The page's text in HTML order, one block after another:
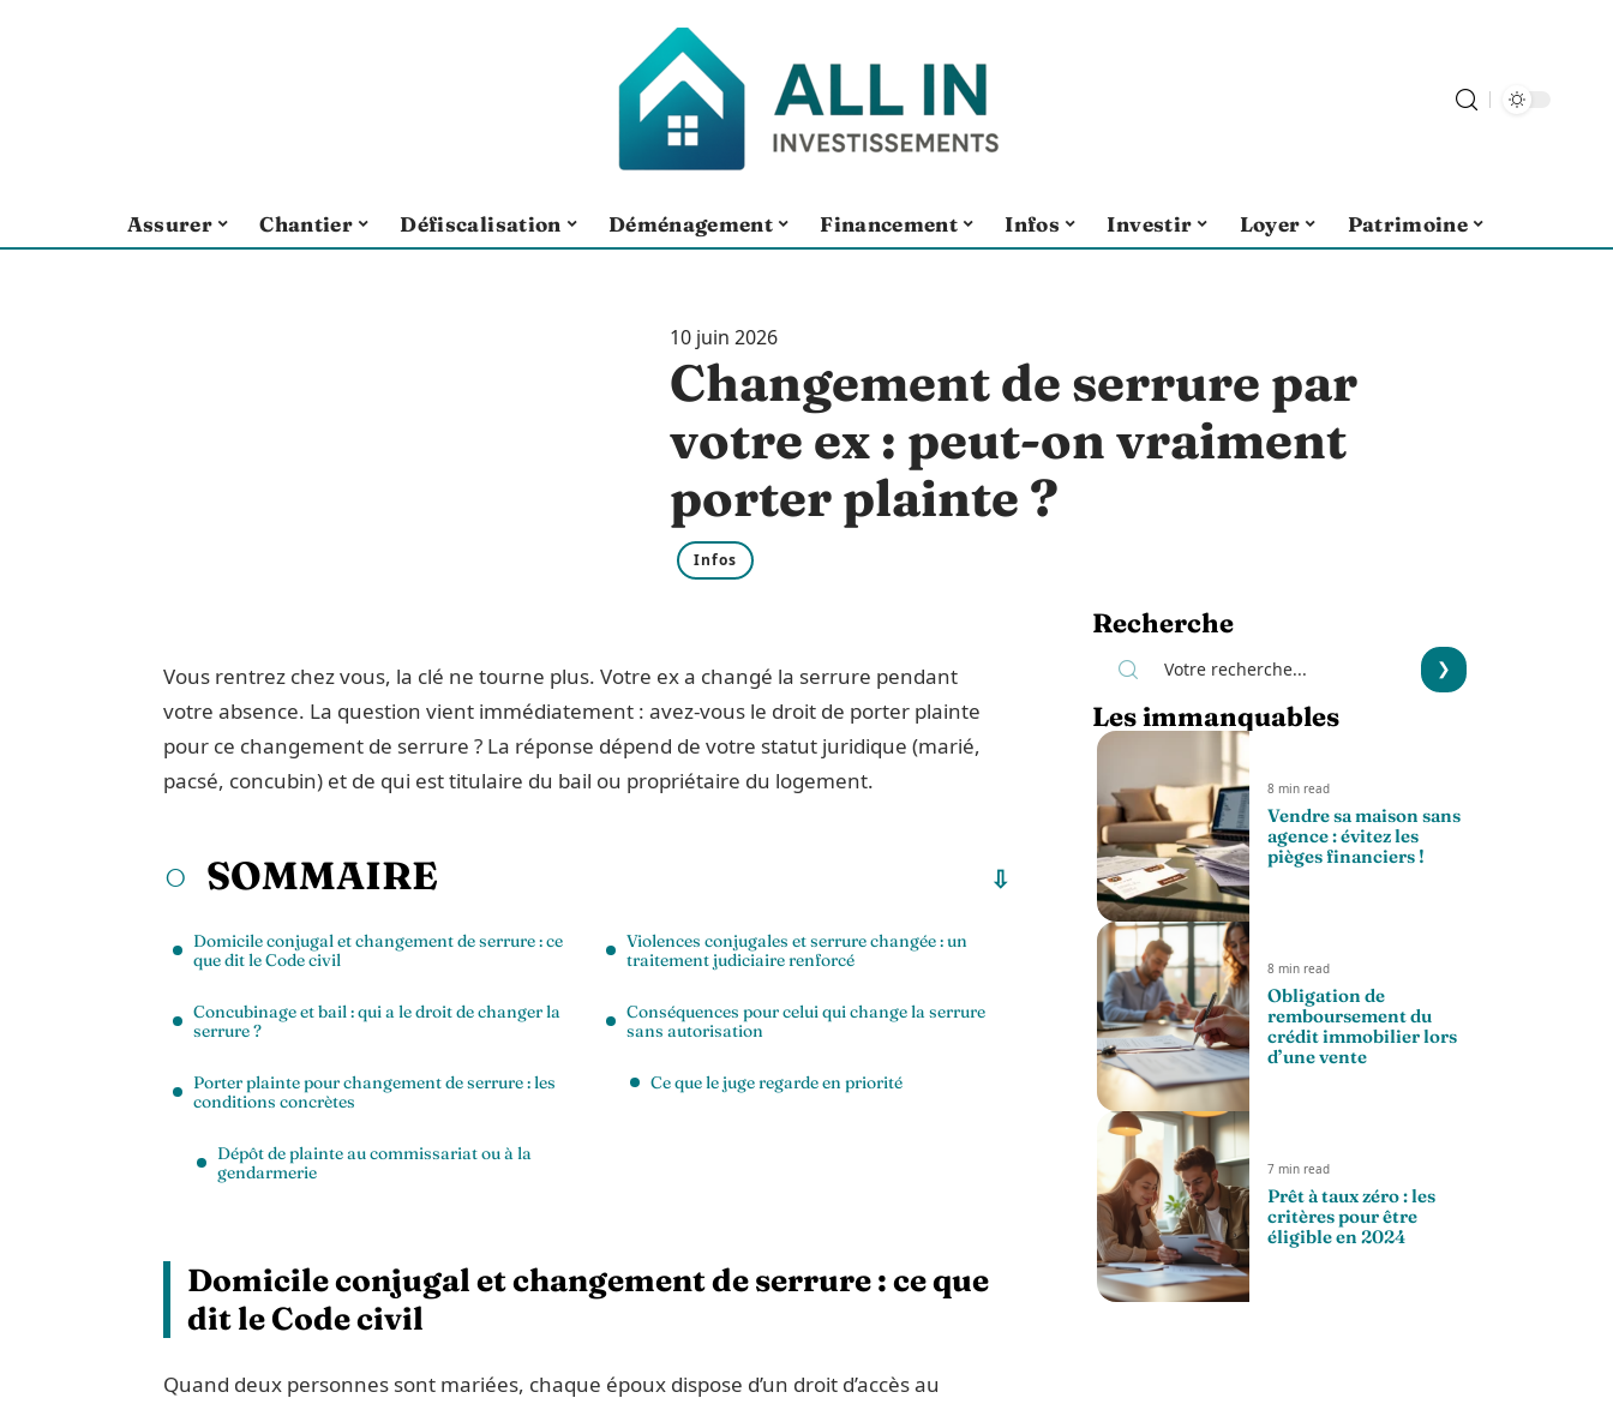
Assurer Chantier Défiscalisation Déménagement Financement Infos Investir Loyer Patrimoine
10 juin 2026
Changement de serrure par
votre ex : peut-on vraiment
porter plainte ?
Infos
Vous rentrez chez vous, la clé ne tourne plus. Votre ex a changé la serrure pendant
votre absence. La question vient immédiatement : avez-vous le droit de porter plainte
pour ce changement de serrure ? La réponse dépend de votre statut juridique (marié,
pacsé, concubin) et de qui est titulaire du bail ou propriétaire du logement.
SOMMAIRE
Domicile conjugal et changement de serrure : ce
que dit le Code civil
Concubinage et bail : qui a le droit de changer la
serrure ?
Porter plainte pour changement de serrure : les
conditions concrètes
Dépôt de plainte au commissariat ou à la
gendarmerie
Violences conjugales et serrure changée : un
traitement judiciaire renforcé
Conséquences pour celui qui change la serrure
sans autorisation
Ce que le juge regarde en priorité
Domicile conjugal et changement de serrure : ce que
dit le Code civil
Quand deux personnes sont mariées, chaque époux dispose d’un droit d’accès au
Recherche
Les immanquables
8 min read
Vendre sa maison sans
agence : évitez les
pièges financiers !
8 min read
Obligation de
remboursement du
crédit immobilier lors
d’une vente
7 min read
Prêt à taux zéro : les
critères pour être
éligible en 2024